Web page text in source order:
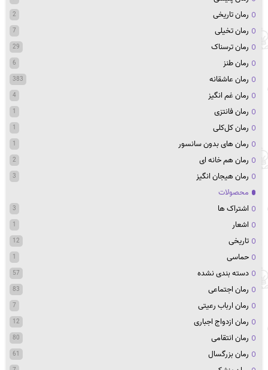
رمان تاریخی 2
رمان تخیلی 7
رمان ترسناک 29
رمان طنز 6
رمان عاشقانه 383
رمان غم انگیز 4
رمان فانتزی 1
رمان کل‌کلی 1
رمان های بدون سانسور 1
رمان هم خانه ای 2
رمان هیجان انگیز 3
محصولات
اشتراک ها
3
اشعار 1
تاریخی 12
حماسی 1
دسته بندی نشده 57
رمان اجتماعی 83
رمان ارباب رعیتی 7
رمان ازدواج اجباری 12
رمان انتقامی 80
رمان بزرگسال 61